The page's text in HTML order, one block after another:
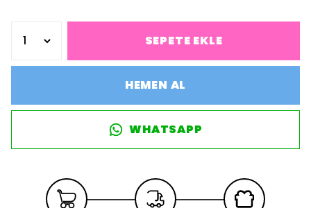
SEPETE EKLE
HEMEN AL
WHATSAPP